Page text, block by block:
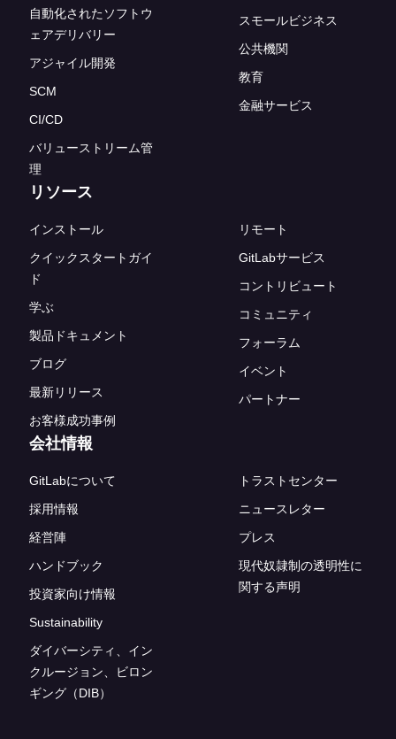
自動化されたソフトウ
ェアデリバリー
アジャイル開発
SCM
CI/CD
バリューストリーム管
理
スモールビジネス
公共機関
教育
金融サービス
リソース
インストール
クイックスタートガイ
ド
学ぶ
製品ドキュメント
ブログ
最新リリース
お客様成功事例
リモート
GitLabサービス
コントリビュート
コミュニティ
フォーラム
イベント
パートナー
会社情報
GitLabについて
採用情報
経営陣
ハンドブック
投資家向け情報
Sustainability
ダイバーシティ、イン
クルージョン、ビロン
ギング（DIB）
トラストセンター
ニュースレター
プレス
現代奴隷制の透明性に
関する声明